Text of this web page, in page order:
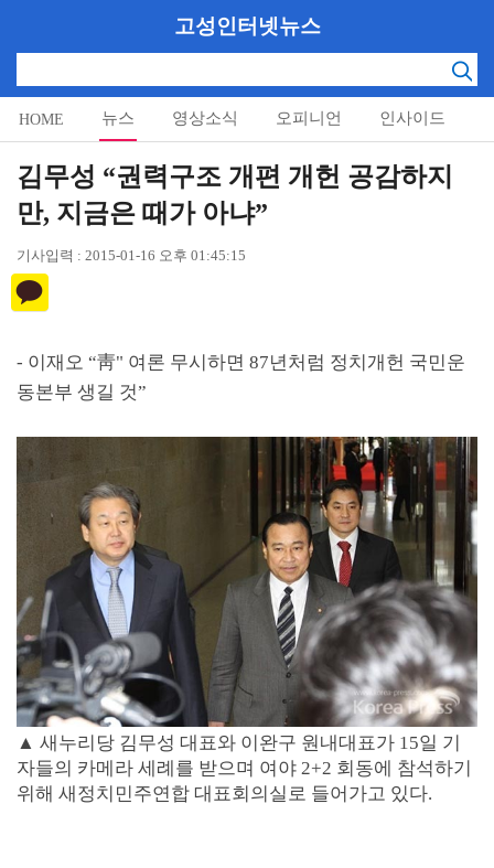
고성인터넷뉴스
HOME 뉴스 영상소식 오피니언 인사이드
알림마당
김무성 “권력구조 개편 개헌 공감하지
만, 지금은 때가 아냐”
기사입력 : 2015-01-16 오후 01:45:15
- 이재오 “靑" 여론 무시하면 87년처럼 정치개헌 국민운
동본부 생길 것”
▲ 새누리당 김무성 대표와 이완구 원내대표가 15일 기
자들의 카메라 세례를 받으며 여야 2+2 회동에 참석하기
위해 새정치민주연합 대표회의실로 들어가고 있다.